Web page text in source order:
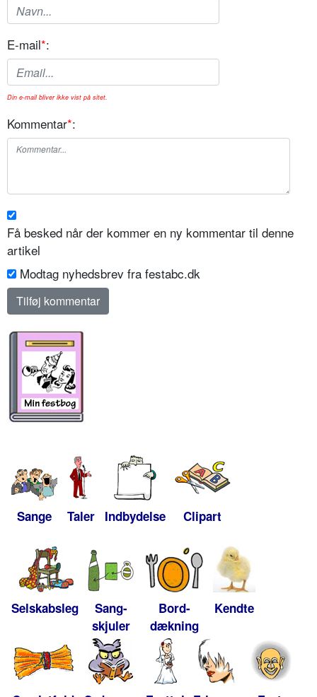
E-mail*:
Din e-mail bliver ikke vist på sitet.
Kommentar*:
Få besked når der kommer en ny kommentar til denne
artikel
Modtag nyhedsbrev fra festabc.dk
Sange Taler Indbydelse Clipart
Selskabsleg
Sang-
skjuler
Bord-
dækning
Kendte